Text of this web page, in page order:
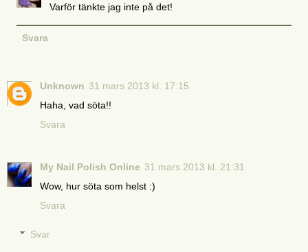
Varför tänkte jag inte på det!
Svara
Unknown 31 mars 2013 kl. 17:15
Haha, vad söta!!
Svara
My Nail Polish Online 31 mars 2013 kl. 21:31
Wow, hur söta som helst :)
Svara
Svar